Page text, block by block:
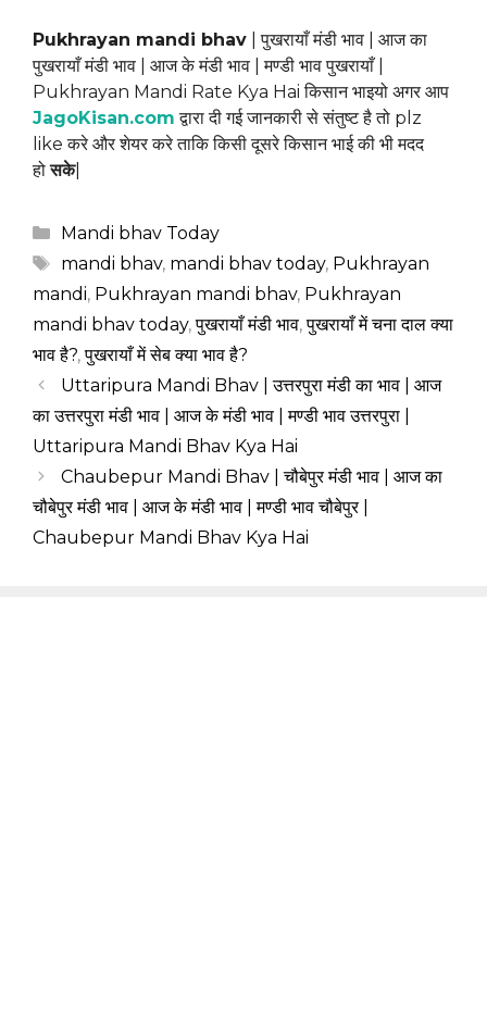
Pukhrayan mandi bhav | पुखरायाँ मंडी भाव | आज का
पुखरायाँ मंडी भाव | आज के मंडी भाव | मण्डी भाव पुखरायाँ |
Pukhrayan Mandi Rate Kya Hai किसान भाइयो अगर आप
JagoKisan.com द्वारा दी गई जानकारी से संतुष्ट है तो plz
like करे और शेयर करे ताकि किसी दूसरे किसान भाई की भी मदद
होसके|
Categories
Mandi bhav Today
Tags
mandi bhav, mandi bhav today, Pukhrayan
mandi, Pukhrayan mandi bhav, Pukhrayan
mandi bhav today,पुखरायाँ मंडी भाव,पुखरायाँ में चना दाल क्या
भाव है?,पुखरायाँ में सेब क्या भाव है?
Uttaripura Mandi Bhav | उत्तरपुरा मंडी का भाव | आज
का उत्तरपुरा मंडी भाव | आज के मंडी भाव | मण्डी भाव उत्तरपुरा |
Uttaripura Mandi Bhav Kya Hai
Chaubepur Mandi Bhav | चौबेपुर मंडी भाव | आज का
चौबेपुर मंडी भाव | आज के मंडी भाव | मण्डी भाव चौबेपुर |
Chaubepur Mandi Bhav Kya Hai